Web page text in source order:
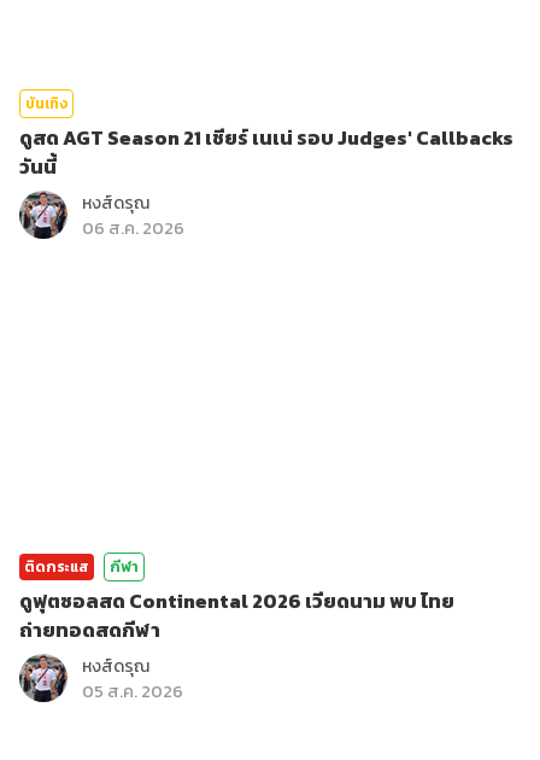
บันเทิง
ดูสด AGT Season 21 เชียร์ เนเน่ รอบ Judges' Callbacks
วันนี้
หงส์ดรุณ
06 ส.ค. 2026
ติดกระแส กีฬา
ดูฟุตซอลสด Continental 2026 เวียดนาม พบ ไทย
ถ่ายทอดสดกีฬา
หงส์ดรุณ
05 ส.ค. 2026